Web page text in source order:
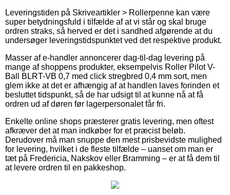
Leveringstiden på Skriveartikler > Rollerpenne kan være
super betydningsfuld i tilfælde af at vi står og skal bruge
ordren straks, så herved er det i sandhed afgørende at du
undersøger leveringstidspunktet ved det respektive produkt.
Masser af e-handler annoncerer dag-til-dag levering på
mange af shoppens produkter, eksempelvis Roller Pilot V-
Ball BLRT-VB 0,7 med click stregbred 0,4 mm sort, men
glem ikke at det er afhængig af at handlen laves forinden et
besluttet tidspunkt, så de har udsigt til at kunne nå at få
ordren ud af døren før lagerpersonalet får fri.
Enkelte online shops præsterer gratis levering, men oftest
afkræver det at man indkøber for et præcist beløb.
Derudover må man snuppe den mest prisbevidste mulighed
for levering, hvilket i de fleste tilfælde – uanset om man er
tæt på Fredericia, Nakskov eller Bramming – er at få dem til
at levere ordren til en pakkeshop.